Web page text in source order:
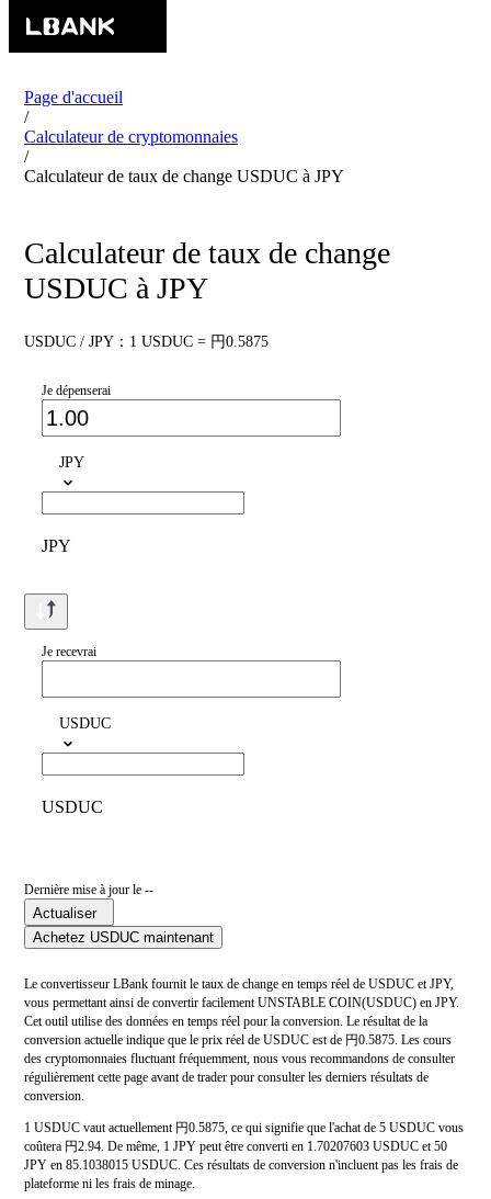
Page d'accueil
/
Calculateur de cryptomonnaies
/
Calculateur de taux de change USDUC à JPY
Calculateur de taux de change
USDUC à JPY
USDUC / JPY：1 USDUC = 円0.5875
Je dépenserai
JPY
JPY
Je recevrai
USDUC
USDUC
Dernière mise à jour le --
Actualiser
Achetez USDUC maintenant
Le convertisseur LBank fournit le taux de change en temps réel de USDUC et JPY,
vous permettant ainsi de convertir facilement UNSTABLE COIN(USDUC) en JPY.
Cet outil utilise des données en temps réel pour la conversion. Le résultat de la
conversion actuelle indique que le prix réel de USDUC est de 円0.5875. Les cours
des cryptomonnaies fluctuant fréquemment, nous vous recommandons de consulter
régulièrement cette page avant de trader pour consulter les derniers résultats de
conversion.
1 USDUC vaut actuellement 円0.5875, ce qui signifie que l'achat de 5 USDUC vous
coûtera 円2.94. De même, 1 JPY peut être converti en 1.70207603 USDUC et 50
JPY en 85.1038015 USDUC. Ces résultats de conversion n'incluent pas les frais de
plateforme ni les frais de minage.